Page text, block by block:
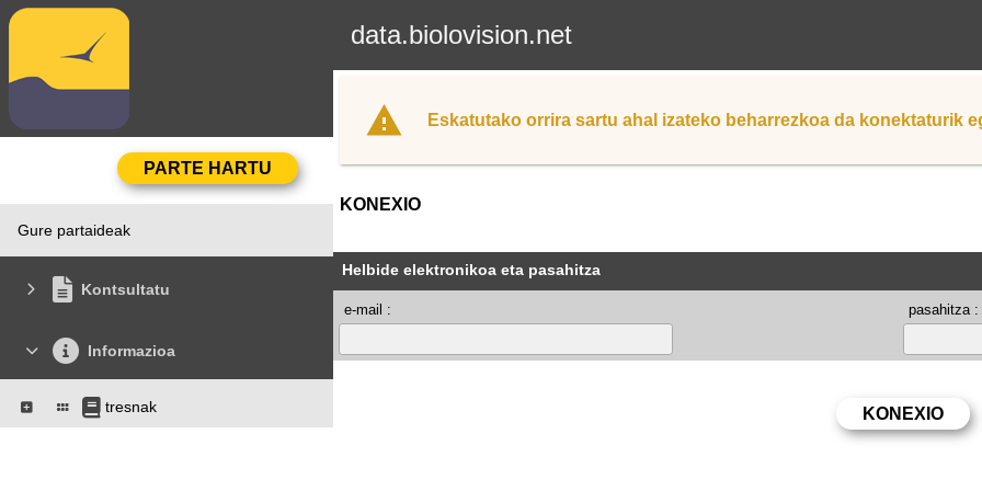
data.biolovision.net
Gure partaideak
Kontsultatu
Informazioa
tresnak
Eskatutako orrira sartu ahal izateko beharrezkoa da konektaturik
KONEXIO
Helbide elektronikoa eta pasahitza
e-mail : pasahitza :